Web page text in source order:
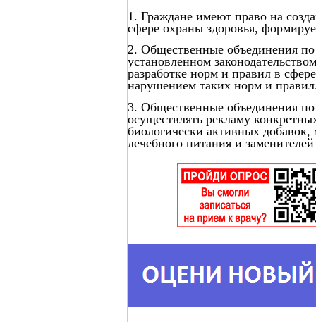
1. Граждане имеют право на
сфере охраны здоровья,
2. Общественные объединения
установленном
разработке норм и правил в
нарушением таких норм и
3. Общественные объединения
осуществлять рекламу
биологически активных
лечебного питания и